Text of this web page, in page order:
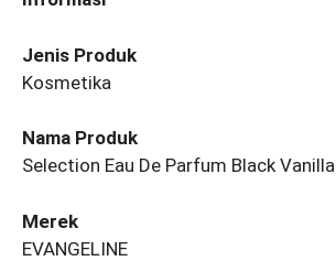
Jenis Produk
Kosmetika
Nama Produk
Selection Eau De Parfum Black Vanilla
Merek
EVANGELINE